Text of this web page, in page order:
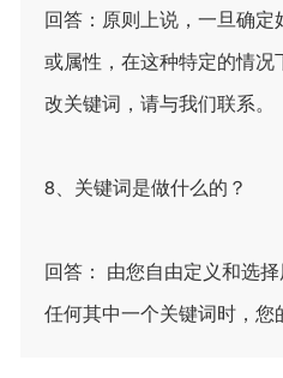
回答：原则上说，一旦确
或属性，在这种特定的情
改关键词，请与我们联系。
8、关键词是做什么的？
回答： 由您自由定义和选
任何其中一个关键词时，